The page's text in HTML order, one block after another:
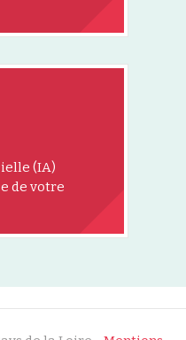
(IA)
de votre